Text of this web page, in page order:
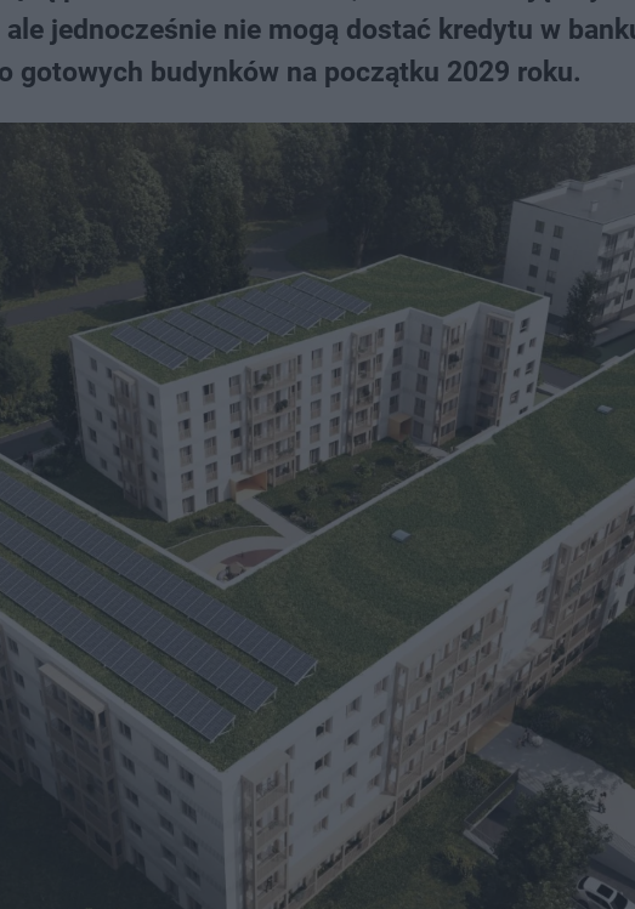
jednocześnie nie mogą dostać kredytu w
gotowych budynków na początku 2029 roku.